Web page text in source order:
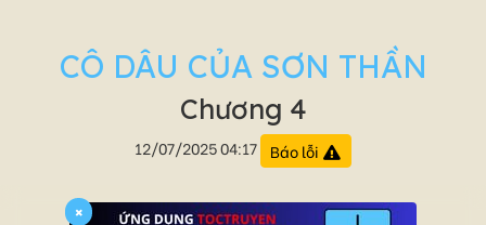
CÔ DÂU CỦA SƠN THẦN
Chương 4
12/07/2025 04:17 Báo lỗi
×